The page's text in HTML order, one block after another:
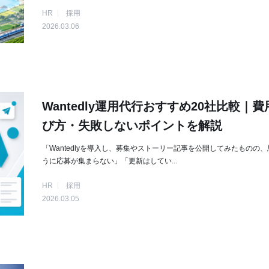
HR
採用
2026.03.06
Wantedly運用代行おすすめ20社比較｜費
び方・失敗しないポイントを解説
「Wantedlyを導入し、募集やストーリー記事を公開してみたものの、
うに応募が集まらない」「更新はしてい...
HR
採用
2026.03.05